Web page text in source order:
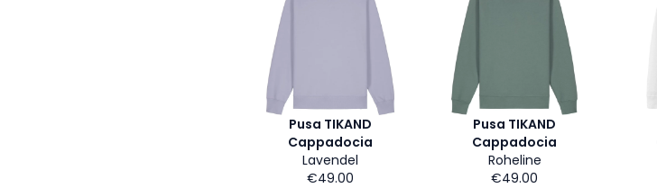
Pusa TIKAND
Cappadocia
Lavendel
€49.00
Pusa TIKAND
Cappadocia
Roheline
€49.00